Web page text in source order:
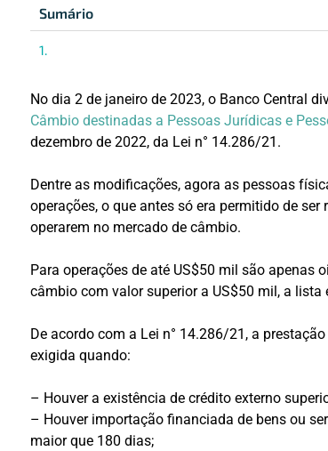
Sumário
No dia 2 de janeiro de 2023, o Banco Central
Câmbio destinadas a Pessoas Jurídicas e
dezembro de 2022, da Lei n° 14.286/21.
Dentre as modificações, agora as pessoas
operações, o que antes só era permitido de
operarem no mercado de câmbio.
Para operações de até US$50 mil são apenas
câmbio com valor superior a US$50 mil, a
De acordo com a Lei n° 14.286/21, a
exigida quando:
– Houver a existência de crédito externo
– Houver importação financiada de bens ou
maior que 180 dias;